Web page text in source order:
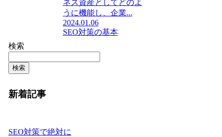
ネス資産としてどのよ
うに機能し、企業...
2024.01.06
SEO対策の基本
検索
検索
新着記事
SEO対策で絶対に